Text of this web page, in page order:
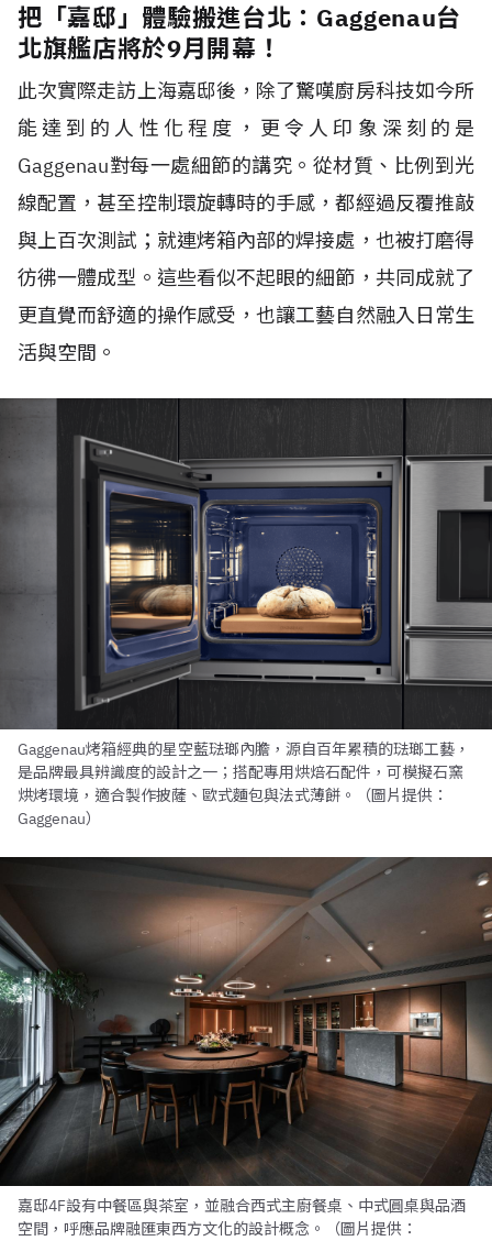
把「嘉邸」體驗搬進台北：Gaggenau台
北旗艦店將於9月開幕！
此次實際走訪上海嘉邸後，除了驚嘆廚房科技如今所
能達到的人性化程度，更令人印象深刻的是
Gaggenau對每一處細節的講究。從材質、比例到光
線配置，甚至控制環旋轉時的手感，都經過反覆推敲
與上百次測試；就連烤箱內部的焊接處，也被打磨得
彷彿一體成型。這些看似不起眼的細節，共同成就了
更直覺而舒適的操作感受，也讓工藝自然融入日常生
活與空間。
Gaggenau烤箱經典的星空藍琺瑯內膽，源自百年累積的琺瑯工藝，
是品牌最具辨識度的設計之一；搭配專用烘焙石配件，可模擬石窯
烘烤環境，適合製作披薩、歐式麵包與法式薄餅。（圖片提供：
Gaggenau）
嘉邸4F設有中餐區與茶室，並融合西式主廚餐桌、中式圓桌與品酒
空間，呼應品牌融匯東西方文化的設計概念。（圖片提供：